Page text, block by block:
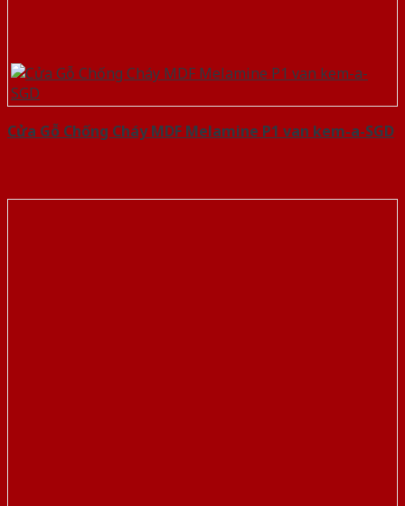
Cửa Gỗ Chống Cháy MDF Melamine P1 van kem-a-SGD